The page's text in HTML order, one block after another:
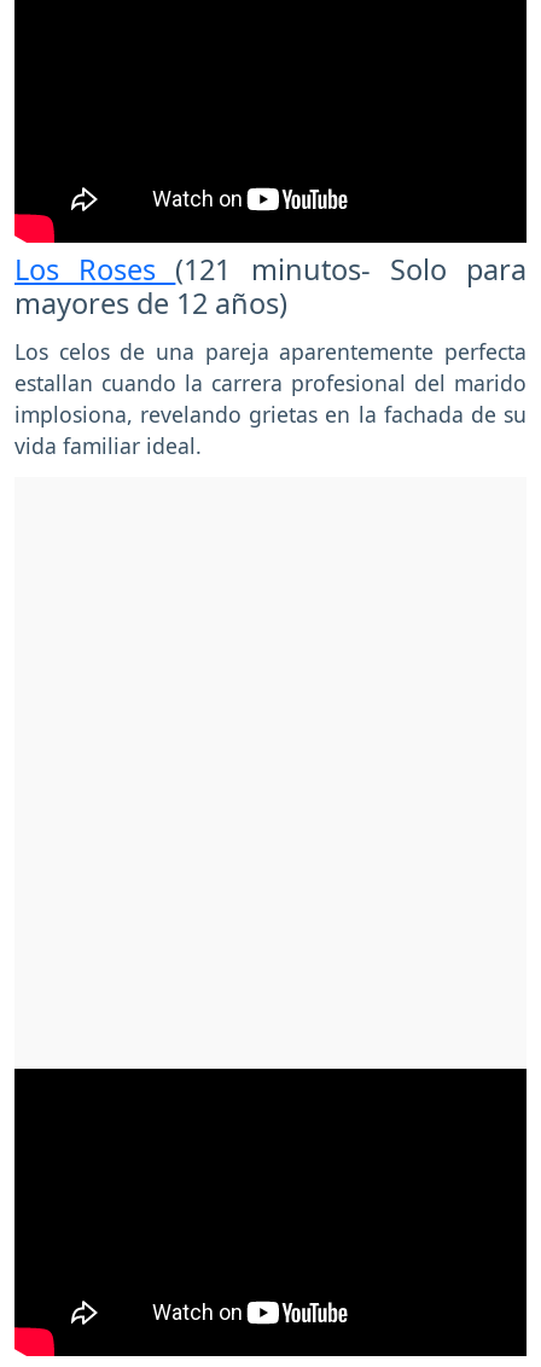
Los Roses (121 minutos- Solo para
mayores de 12 años)
Los celos de una pareja aparentemente perfecta
estallan cuando la carrera profesional del marido
implosiona, revelando grietas en la fachada de su
vida familiar ideal.